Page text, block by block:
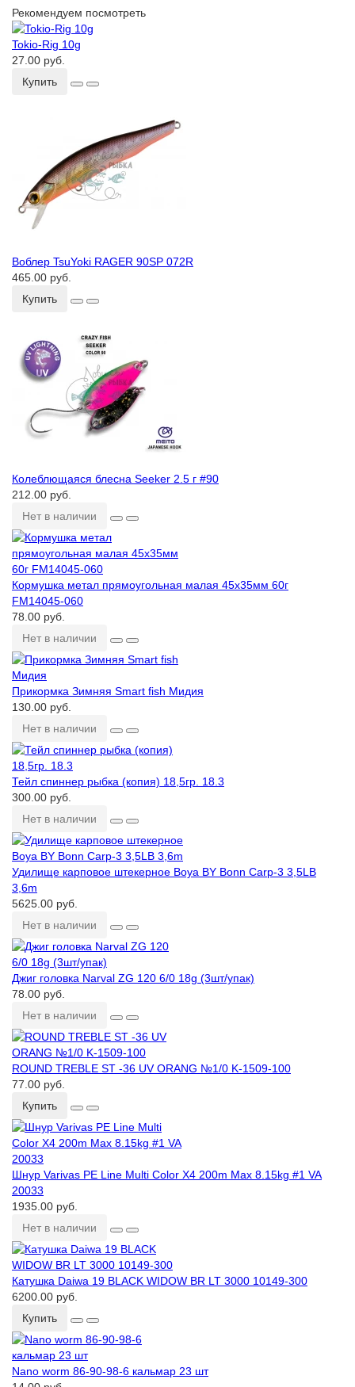
Рекомендуем посмотреть
Tokio-Rig 10g
27.00 руб.
Купить
Воблер TsuYoki RAGER 90SP 072R
465.00 руб.
Купить
Колеблющаяся блесна Seeker 2.5 г #90
212.00 руб.
Нет в наличии
Кормушка метал прямоугольная малая 45х35мм 60г
FM14045-060
78.00 руб.
Нет в наличии
Прикормка Зимняя Smart fish Мидия
130.00 руб.
Нет в наличии
Тейл спиннер рыбка (копия) 18,5гр. 18.3
300.00 руб.
Нет в наличии
Удилище карповое штекерное Boya BY Bonn Carp-3 3,5LB
3,6m
5625.00 руб.
Нет в наличии
Джиг головка Narval ZG 120 6/0 18g (3шт/упак)
78.00 руб.
Нет в наличии
ROUND TREBLE ST -36 UV ORANG №1/0 K-1509-100
77.00 руб.
Купить
Шнур Varivas PE Line Multi Color X4 200m Max 8.15kg #1 VA
20033
1935.00 руб.
Нет в наличии
Катушка Daiwa 19 BLACK WIDOW BR LT 3000 10149-300
6200.00 руб.
Купить
Nano worm 86-90-98-6 кальмар 23 шт